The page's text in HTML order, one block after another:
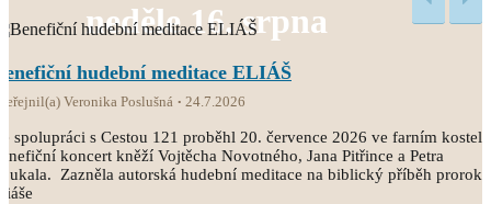
neděle 16. srpna
hudební meditace ELIÁŠ
Veronika Poslušná 24.7.2026
spolupráci s Cestou 121 proběhl 20. července 2026 ve farním kostele
koncert kněží Vojtěcha Novotného, Jana Pitřince a Petra
Zazněla autorská hudební meditace na biblický příběh proroka